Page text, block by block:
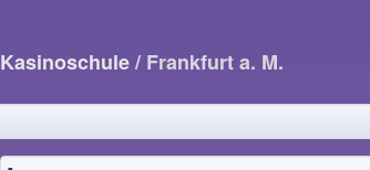
Kasinoschule/ Frankfurt a. M.